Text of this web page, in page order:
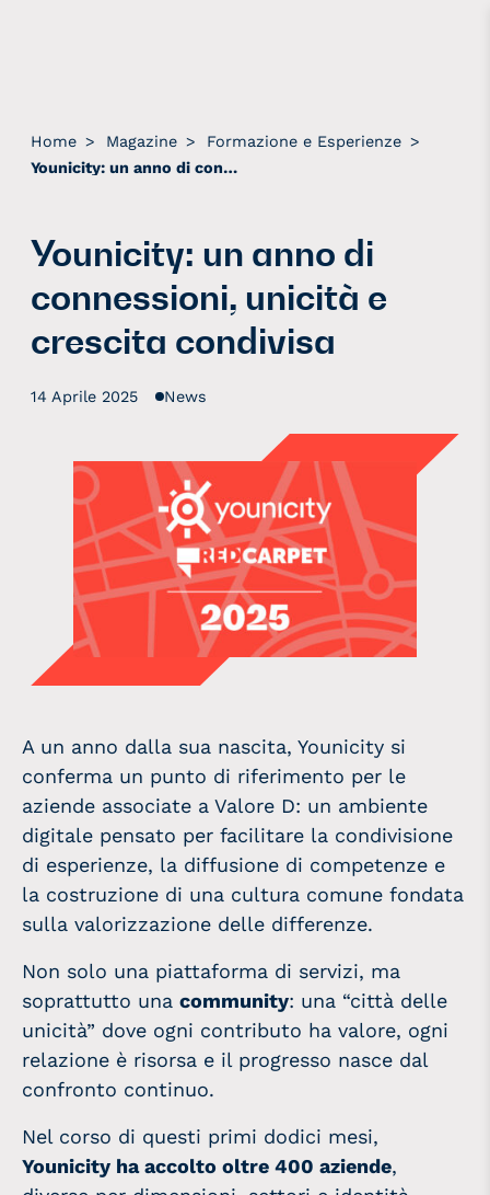
Home > Magazine > Formazione e Esperienze >
Younicity: un anno di connessioni, unicità e crescita condivisa
Younicity: un anno di
connessioni, unicità e
crescita condivisa
14 Aprile 2025 News
A un anno dalla sua nascita, Younicity si
conferma un punto di riferimento per le
aziende associate a Valore D: un ambiente
digitale pensato per facilitare la condivisione
di esperienze, la diffusione di competenze e
la costruzione di una cultura comune fondata
sulla valorizzazione delle differenze.
Non solo una piattaforma di servizi, ma
soprattutto una community: una “città delle
unicità” dove ogni contributo ha valore, ogni
relazione è risorsa e il progresso nasce dal
confronto continuo.
Nel corso di questi primi dodici mesi,
Younicity ha accolto oltre 400 aziende,